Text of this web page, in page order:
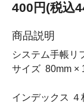
400円(税込
商品説明
システム手帳リ
サイズ 80mm ×
インデックス ４